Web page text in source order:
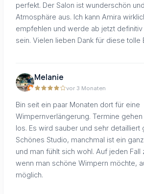
perfekt. Der Salon ist wunderschön
Atmosphäre aus. Ich kann Amira
empfehlen und werde ab jetzt definitiv
sein. Vielen lieben Dank für diese tolle
Melanie
vor 3 Monaten
Bin seit ein paar Monaten dort für eine
Wimpernverlängerung. Termine
los. Es wird sauber und sehr detailliert
Schönes Studio, manchmal ist ein
und man fühlt sich wohl. Auf jeden Fall
wenn man schöne Wimpern möchte,
möglich.